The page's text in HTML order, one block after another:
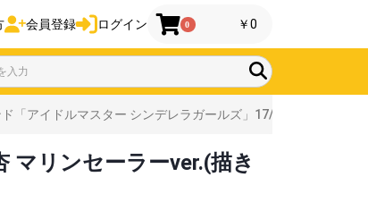
会員登録 ログイン 0 ￥0
「アイドルマスター シンデレラガールズ」17/双葉杏 マリン
リンセーラーver.(描き